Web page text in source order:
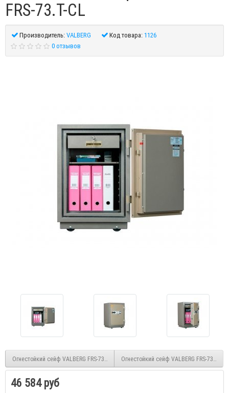
FRS-73.T-CL
Производитель:VALBERG Код товара:1126
0 отзывов
Огнестойкий сейф VALBERG FRS-73.T-KL Огнестойкий сейф VALBERG FRS-73.T-EL
46 584 руб